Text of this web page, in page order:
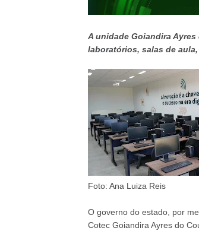
A unidade Goiandira
laboratórios, salas de
Foto: Ana Luiza Reis
O governo do estado, por
Cotec Goiandira Ayres do